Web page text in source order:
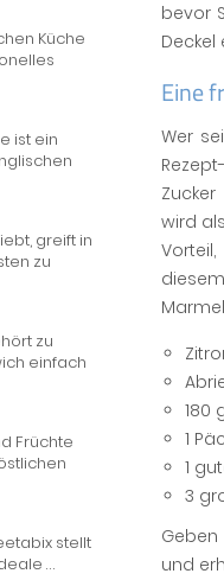
Küche
ist ein
greift in
zu
zu
einfach
Früchte
stellt
...
bevor
Eine
Wer
wird
180
1
1
3
und